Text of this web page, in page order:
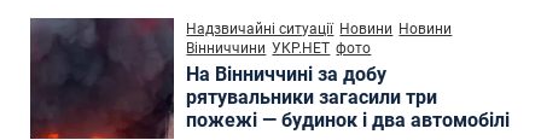
Надзвичайні ситуації Новини Новини
Вінниччини УКР.НЕТ фото
На Вінниччині за добу
рятувальники загасили три
пожежі — будинок і два автомобілі